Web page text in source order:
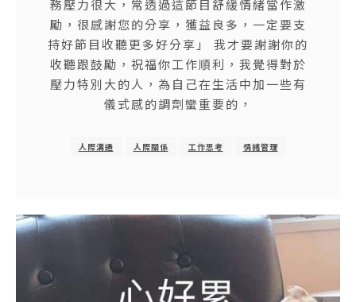
務壓力很大，常透過這節目舒緩情緒當作激
勵，很感謝您的分享，獲益良多，一定要支
持好節目收聽更多好分享」 我才要謝謝你的
收聽跟鼓勵，祝福你工作順利，我覺得對於
壓力特別大的人，為自己在生活中加一些有
儀式感的調劑蠻重要的，
人際溝通 人際關係 工作思考 情緒管理